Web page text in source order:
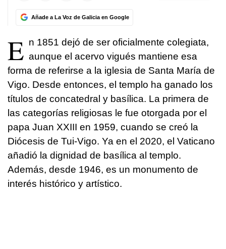
Añade a La Voz de Galicia en Google
E n 1851 dejó de ser oficialmente colegiata,
aunque el acervo vigués mantiene esa
forma de referirse a la iglesia de Santa María de
Vigo. Desde entonces, el templo ha ganado los
títulos de concatedral y basílica. La primera de
las categorías religiosas le fue otorgada por el
papa Juan XXIII en 1959, cuando se creó la
Diócesis de Tui-Vigo. Ya en el 2020, el Vaticano
añadió la dignidad de basílica al templo.
Además, desde 1946, es un monumento de
interés histórico y artístico.